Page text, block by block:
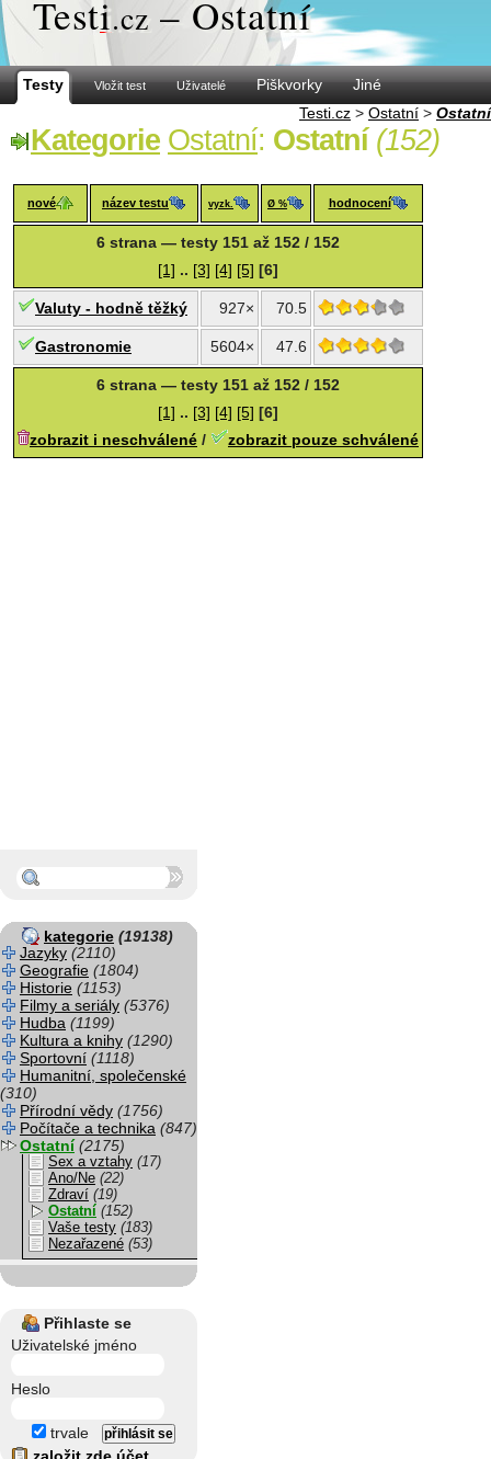
Testi.cz – Ostatní
Testy Vložit test Uživatelé Piškvorky
Jiné
Testi.cz > Ostatní > Ostatní
Kategorie Ostatní: Ostatní (152)
nové název testu vyzk. Ø % hodnocení
6 strana — testy 151 až 152 / 152
[1] .. [3] [4] [5] [6]
Valuty - hodně těžký 927× 70.5
Gastronomie 5604× 47.6
6 strana — testy 151 až 152 / 152
[1] .. [3] [4] [5] [6]
zobrazit i neschválené / zobrazit pouze schválené
kategorie (19138)
Jazyky (2110)
Geografie (1804)
Historie (1153)
Filmy a seriály (5376)
Hudba (1199)
Kultura a knihy (1290)
Sportovní (1118)
Humanitní, společenské
(310)
Přírodní vědy (1756)
Počítače a technika (847)
Ostatní (2175)
Sex a vztahy (17)
Ano/Ne (22)
Zdraví (19)
Ostatní (152)
Vaše testy (183)
Nezařazené (53)
Přihlaste se
Uživatelské jméno
Heslo
trvale